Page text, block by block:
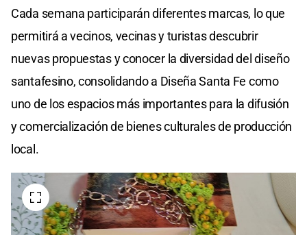
Cada semana participarán diferentes marcas, lo que
permitirá a vecinos, vecinas y turistas descubrir
nuevas propuestas y conocer la diversidad del diseño
santafesino, consolidando a Diseña Santa Fe como
uno de los espacios más importantes para la difusión
y comercialización de bienes culturales de producción
local.